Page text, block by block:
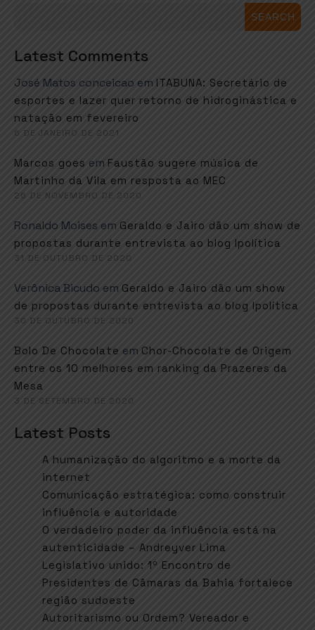
SEARCH
Latest Comments
José Matos conceicao em ITABUNA: Secretário de
esportes e lazer quer retorno de hidroginástica e
natação em fevereiro
6 DE JANEIRO DE 2021
Marcos goes em Faustão sugere música de
Martinho da Vila em resposta ao MEC
26 DE NOVEMBRO DE 2020
Ronaldo Moises em Geraldo e Jairo dão um show de
propostas durante entrevista ao blog Ipolítica
31 DE OUTUBRO DE 2020
Verônica Bicudo em Geraldo e Jairo dão um show
de propostas durante entrevista ao blog Ipolítica
30 DE OUTUBRO DE 2020
Bolo De Chocolate em Chor-Chocolate de Origem
entre os 10 melhores em ranking da Prazeres da
Mesa
3 DE SETEMBRO DE 2020
Latest Posts
A humanização do algoritmo e a morte da
internet
Comunicação estratégica: como construir
influência e autoridade
O verdadeiro poder da influência está na
autenticidade – Andreyver Lima
Legislativo unido: 1º Encontro de
Presidentes de Câmaras da Bahia fortalece
região sudoeste
Autoritarismo ou Ordem? Vereador e